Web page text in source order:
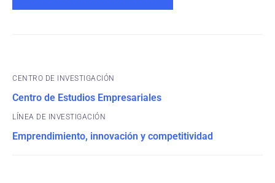
CENTRO DE INVESTIGACIÓN
Centro de Estudios Empresariales
Emprendimiento, innovación y competitividad